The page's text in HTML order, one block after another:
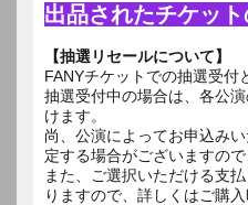
出品されたチケッ
【抽選リセールについて】
FANYチケットでの抽選受付
抽選受付中の場合は、各公
けます。
尚、公演によってお申込み
定する場合がございますの
また、ご選択いただける支
りますので、詳しくはご購